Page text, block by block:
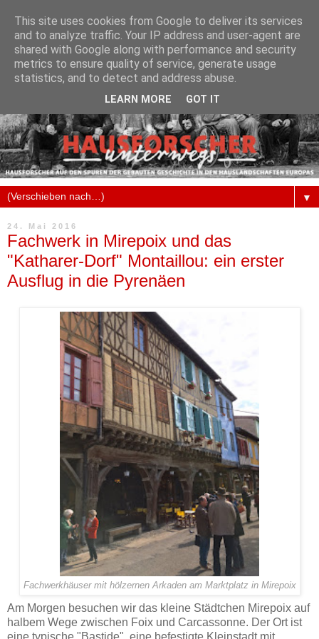
▼
24. Mai 2016
Fachwerk in Mirepoix und das
"Katharer-Dorf" Montaillou: ein erster
Ausflug in die Pyrenäen
Fachwerkhäuser mit hölzernen Arkaden am Marktplatz in Mirepoix
Am Morgen besuchen wir das kleine Städtchen Mirepoix auf
halbem Wege zwischen Foix und Carcassonne. Der Ort ist
This site uses cookies from Google to deliver its services
and to analyze traffic. Your IP address and user-agent are
shared with Google along with performance and security
metrics to ensure quality of service, generate usage
statistics, and to detect and address abuse.
LEARN MORE GOT IT